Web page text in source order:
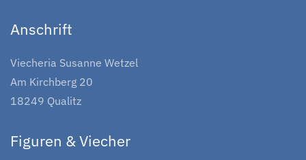
Anschrift
Viecheria Susanne Wetzel
Am Kirchberg 20
18249 Qualitz
Figuren & Viecher